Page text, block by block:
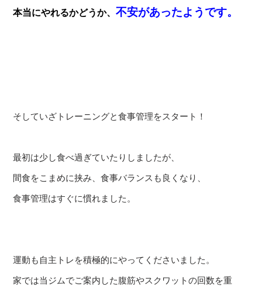
本当にやれるかどうか、 不安があったようです。
そしていざトレーニングと食事管理をスタート！
最初は少し食べ過ぎていたりしましたが、
間食をこまめに挟み、食事バランスも良くなり、
食事管理はすぐに慣れました。
運動も自主トレを積極的にやってくださいました。
家では当ジムでご案内した腹筋やスクワットの回数を重